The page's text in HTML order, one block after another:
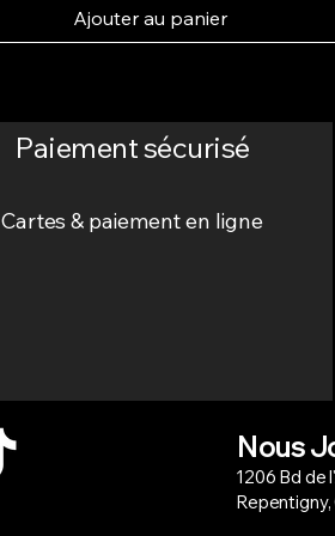
Ajouter au panier
Paiement sécurisé
Cartes & paiement en ligne
Nous
1206 Bd de